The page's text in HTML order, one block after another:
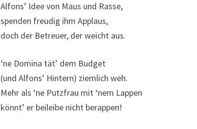
Alfons’ Idee von Maus und Rasse,
spenden freudig ihm Applaus,
doch der Betreuer, der weicht aus.
‘ne Domina tät’ dem Budget
(und Alfons’ Hintern) ziemlich weh.
Mehr als ‘ne Putzfrau mit ‘nem Lappen
könnt’ er beileibe nicht berappen!